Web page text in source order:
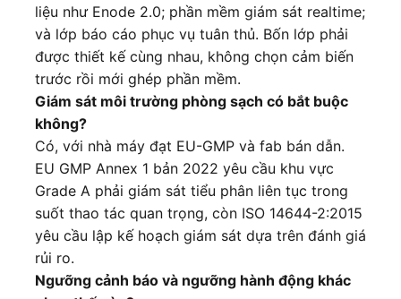
liệu như Enode 2.0; phần mềm giám sát realtime;
và lớp báo cáo phục vụ tuân thủ. Bốn lớp phải
được thiết kế cùng nhau, không chọn cảm biến
trước rồi mới ghép phần mềm.
Giám sát môi trường phòng sạch có bắt buộc
không?
Có, với nhà máy đạt EU-GMP và fab bán dẫn.
EU GMP Annex 1 bản 2022 yêu cầu khu vực
Grade A phải giám sát tiểu phân liên tục trong
suốt thao tác quan trọng, còn ISO 14644-2:2015
yêu cầu lập kế hoạch giám sát dựa trên đánh giá
rủi ro.
Ngưỡng cảnh báo và ngưỡng hành động khác